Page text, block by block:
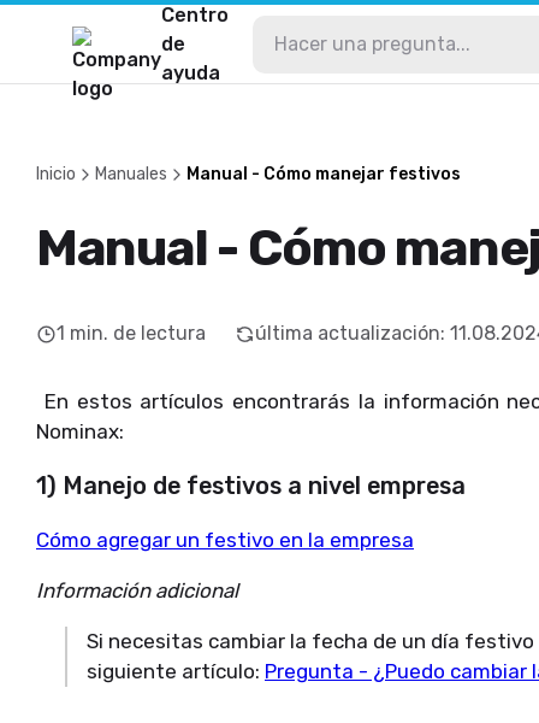
Centro
de
ayuda
Inicio Manuales Manual - Cómo manejar festivos
Manual - Cómo
1 min. de lectura última actualización:
En estos artículos encontrarás la información
Nominax:
1) Manejo de festivos a nivel empresa
Cómo agregar un festivo en la empresa
Información adicional
Si necesitas cambiar la fecha de un día
siguiente artículo: Pregunta - ¿Puedo